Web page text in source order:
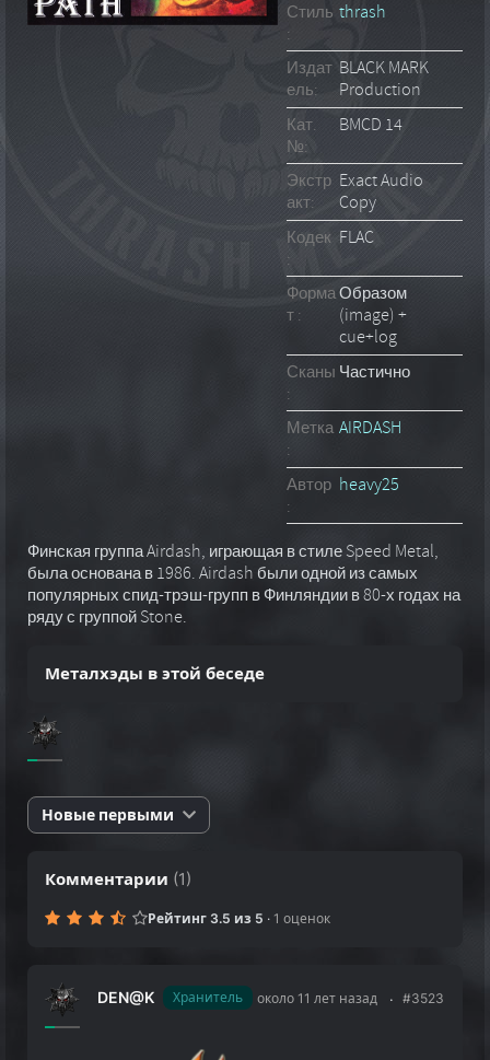
Стиль
:
thrash
Издат
ель:
BLACK MARK
Production
Кат.
№:
BMCD 14
Экстр
акт:
Exact Audio
Copy
Кодек
:
FLAC
Форма
т :
Образом
(image) +
cue+log
Сканы
:
Частично
Метка
:
AIRDASH
Автор
:
heavy25
Финская группа Airdash, играющая в стиле Speed Metal,
была основана в 1986. Airdash были одной из самых
популярных спид-трэш-групп в Финляндии в 80-х годах на
ряду с группой Stone.
Металхэды в этой беседе
Новые первыми
Комментарии (1)
Рейтинг 3.5 из 5 · 1 оценок
DEN@K Хранитель около 11 лет назад #3523